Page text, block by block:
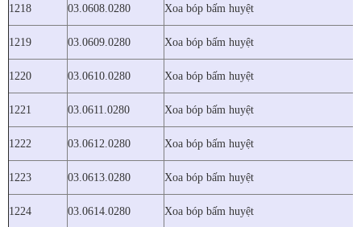
1218 03.0608.0280 Xoa bóp bấm huyệt
1219 03.0609.0280 Xoa bóp bấm huyệt
1220 03.0610.0280 Xoa bóp bấm huyệt
1221 03.0611.0280 Xoa bóp bấm huyệt
1222 03.0612.0280 Xoa bóp bấm huyệt
1223 03.0613.0280 Xoa bóp bấm huyệt
1224 03.0614.0280 Xoa bóp bấm huyệt